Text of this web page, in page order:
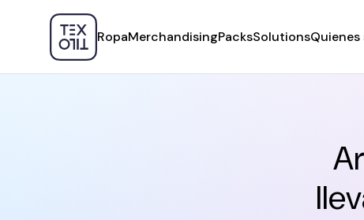
RopaMerchandisingPacksSolutionsQuienes